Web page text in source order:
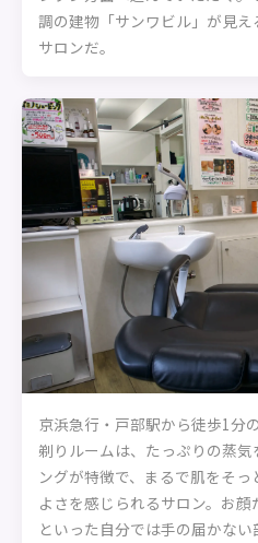
調の建物「サンワビル」が見
サロンだ。
京浜急行・戸部駅から徒歩1分
剃りルームは、たっぷりの蒸
ングが特徴で、まるで肌をそ
よさを感じられるサロン。お
といった自分では手の届かな